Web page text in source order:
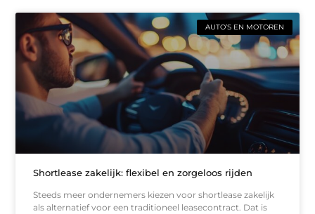
AUTO’S EN MOTOREN
Shortlease zakelijk: flexibel en zorgeloos rijden
Steeds meer ondernemers kiezen voor shortlease zakelijk
als alternatief voor een traditioneel leasecontract. Dat is